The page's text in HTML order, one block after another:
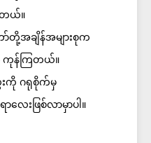
တယ်။
အချိန်အများစုက
ကုန်ကြတယ်။
းကို ဂရုစိုက်မှ
လေးဖြစ်လာမှာပါ။